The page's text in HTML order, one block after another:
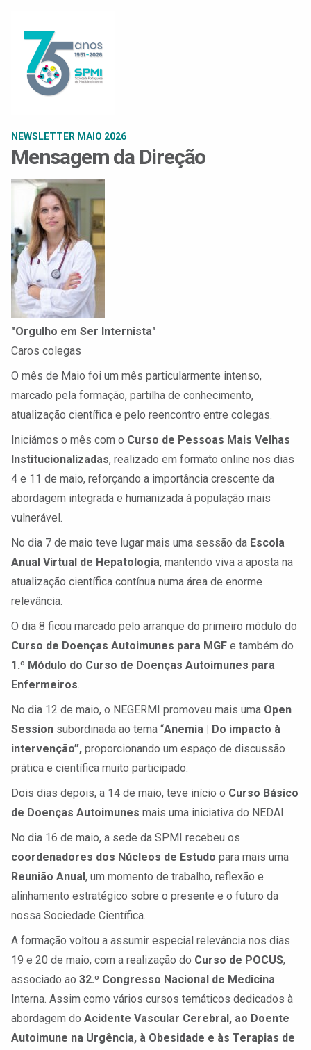
NEWSLETTER MAIO 2026
Mensagem da Direção
"Orgulho em Ser Internista"
Caros colegas
O mês de Maio foi um mês particularmente intenso,
marcado pela formação, partilha de conhecimento,
atualização científica e pelo reencontro entre colegas.
Iniciámos o mês com o Curso de Pessoas Mais Velhas
Institucionalizadas, realizado em formato online nos dias
4 e 11 de maio, reforçando a importância crescente da
abordagem integrada e humanizada à população mais
vulnerável.
No dia 7 de maio teve lugar mais uma sessão da Escola
Anual Virtual de Hepatologia, mantendo viva a aposta na
atualização científica contínua numa área de enorme
relevância.
O dia 8 ficou marcado pelo arranque do primeiro módulo do
Curso de Doenças Autoimunes para MGF e também do
1.º Módulo do Curso de Doenças Autoimunes para
Enfermeiros.
No dia 12 de maio, o NEGERMI promoveu mais uma Open
Session subordinada ao tema “Anemia | Do impacto à
intervenção”, proporcionando um espaço de discussão
prática e científica muito participado.
Dois dias depois, a 14 de maio, teve início o Curso Básico
de Doenças Autoimunes mais uma iniciativa do NEDAI.
No dia 16 de maio, a sede da SPMI recebeu os
coordenadores dos Núcleos de Estudo para mais uma
Reunião Anual, um momento de trabalho, reflexão e
alinhamento estratégico sobre o presente e o futuro da
nossa Sociedade Científica.
A formação voltou a assumir especial relevância nos dias
19 e 20 de maio, com a realização do Curso de POCUS,
associado ao 32.º Congresso Nacional de Medicina
Interna. Assim como vários cursos temáticos dedicados à
abordagem do Acidente Vascular Cerebral, ao Doente
Autoimune na Urgência, à Obesidade e às Terapias de